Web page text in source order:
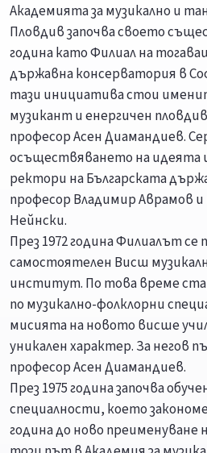
Академията за музикално и
Пловдив започва своето
година като Филиал на
държавна консерватория в
тази инициатива стои
музикант и енергичен
професор Асен Диамандиев.
осъществяването на
ректори на Българската
професор Владимир Аврамов
Нейнски.
През 1972 година Филиалът се
самостоятелен Висш
институт. По това време
по музикално-фолклорни
мисията на новото висше
уникален характер. За негов
професор Асен Диамандиев.
През 1975 година започва
специалности, което
година до ново